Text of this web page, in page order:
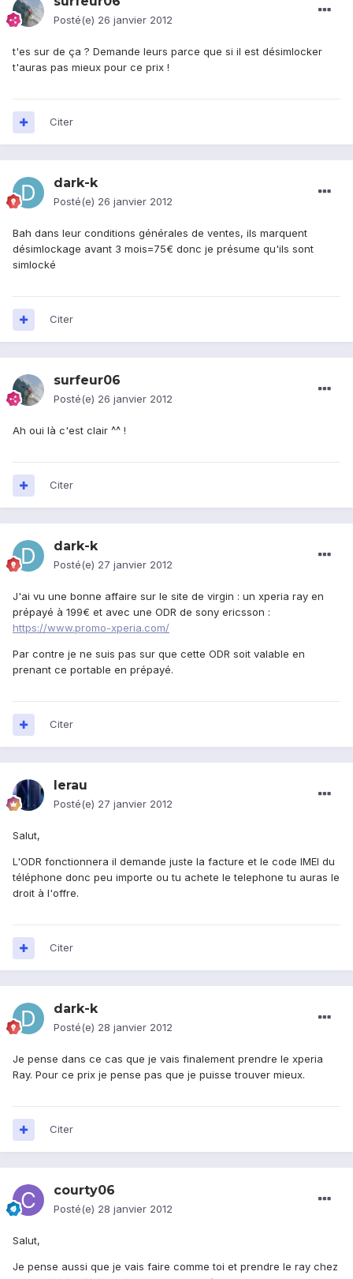
Posté(e) 26 janvier 2012
t'es sur de ça ? Demande leurs parce que si il est désimlocker
t'auras pas mieux pour ce prix !
Citer
dark-k
Posté(e) 26 janvier 2012
Bah dans leur conditions générales de ventes, ils marquent
désimlockage avant 3 mois=75€ donc je présume qu'ils sont
simlocké
Citer
surfeur06
Posté(e) 26 janvier 2012
Ah oui là c'est clair ^^ !
Citer
dark-k
Posté(e) 27 janvier 2012
J'ai vu une bonne affaire sur le site de virgin : un xperia ray en
prépayé à 199€ et avec une ODR de sony ericsson :
https://www.promo-xperia.com/
Par contre je ne suis pas sur que cette ODR soit valable en
prenant ce portable en prépayé.
Citer
lerau
Posté(e) 27 janvier 2012
Salut,
L'ODR fonctionnera il demande juste la facture et le code IMEI du
téléphone donc peu importe ou tu achete le telephone tu auras le
droit à l'offre.
Citer
dark-k
Posté(e) 28 janvier 2012
Je pense dans ce cas que je vais finalement prendre le xperia
Ray. Pour ce prix je pense pas que je puisse trouver mieux.
Citer
courty06
Posté(e) 28 janvier 2012
Salut,
Je pense aussi que je vais faire comme toi et prendre le ray chez